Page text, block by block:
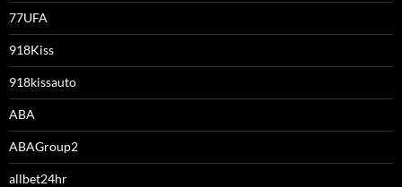
77UFA
918Kiss
918kissauto
ABA
ABAGroup2
allbet24hr